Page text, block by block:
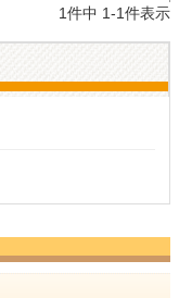
1件中 1-1件表示